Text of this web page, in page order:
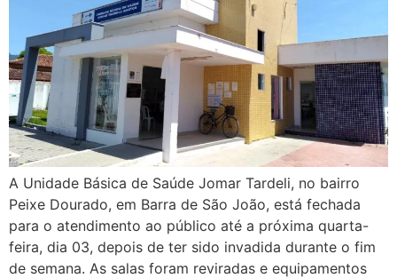
A Unidade Básica de Saúde Jomar Tardeli, no bairro
Peixe Dourado, em Barra de São João, está fechada
para o atendimento ao público até a próxima quarta-
feira, dia 03, depois de ter sido invadida durante o fim
de semana. As salas foram reviradas e equipamentos